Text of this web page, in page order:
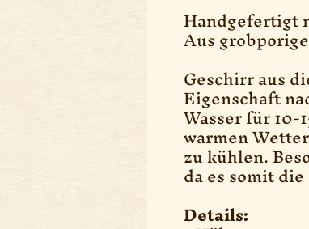
Handgefertigt
Aus
Geschirr aus
Eigenschaft
Wasser für
warmen
zu kühlen.
da es somit
Details: